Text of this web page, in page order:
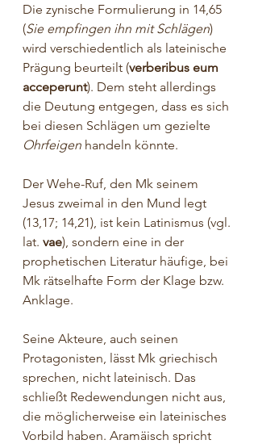
Die zynische Formulierung in 14,65
(Sie empfingen ihn mit Schlägen)
wird verschiedentlich als lateinische
Prägung beurteilt (verberibus eum
acceperunt). Dem steht allerdings
die Deutung entgegen, dass es sich
bei diesen Schlägen um gezielte
Ohrfeigen handeln könnte.
Der Wehe-Ruf, den Mk seinem
Jesus zweimal in den Mund legt
(13,17; 14,21), ist kein Latinismus (vgl.
lat. vae), sondern eine in der
prophetischen Literatur häufige, bei
Mk rätselhafte Form der Klage bzw.
Anklage.
Seine Akteure, auch seinen
Protagonisten, lässt Mk griechisch
sprechen, nicht lateinisch. Das
schließt Redewendungen nicht aus,
die möglicherweise ein lateinisches
Vorbild haben. Aramäisch spricht